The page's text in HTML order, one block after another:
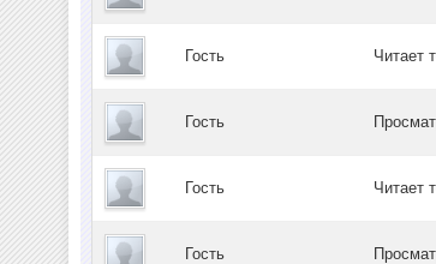
Гость
Гость
Гость
Гость